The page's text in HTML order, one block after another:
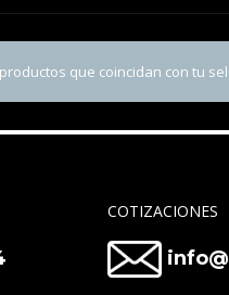
que coincidan con tu
COTIZACIONES